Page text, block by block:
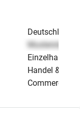
Deutschland
Musterstadt
Einzelhandel
Handel & E-
Commerce